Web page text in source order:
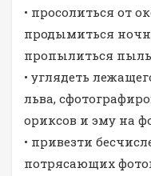
• просолиться от
продымиться
пропылиться
• углядеть
льва,
ориксов и эму на
• привезти
потрясающих